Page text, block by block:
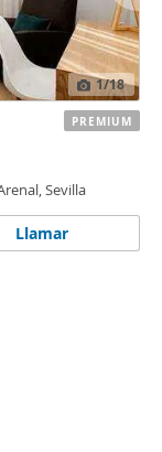
1/18
Sevilla
Llamar
PREMIUM